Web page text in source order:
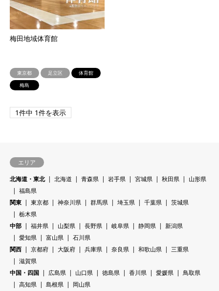
梅田地域体育館
東京都 足立区
体育館
梅島
1件中 1件を表示
エリア
北海道・東北
北海道 青森県 岩手県 宮城県 秋田県
山形県
福島県
関東
東京都 神奈川県 群馬県 埼玉県 千葉県
茨城県
栃木県
中部
福井県 山梨県 長野県 岐阜県 静岡県
新潟県
愛知県
富山県
石川県
関西
京都府 大阪府 兵庫県 奈良県 和歌山県
三重県
滋賀県
中国・四国
広島県 山口県 徳島県 香川県 愛媛県
鳥取県
高知県
島根県
岡山県